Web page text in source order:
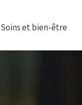
Soins et bien-être